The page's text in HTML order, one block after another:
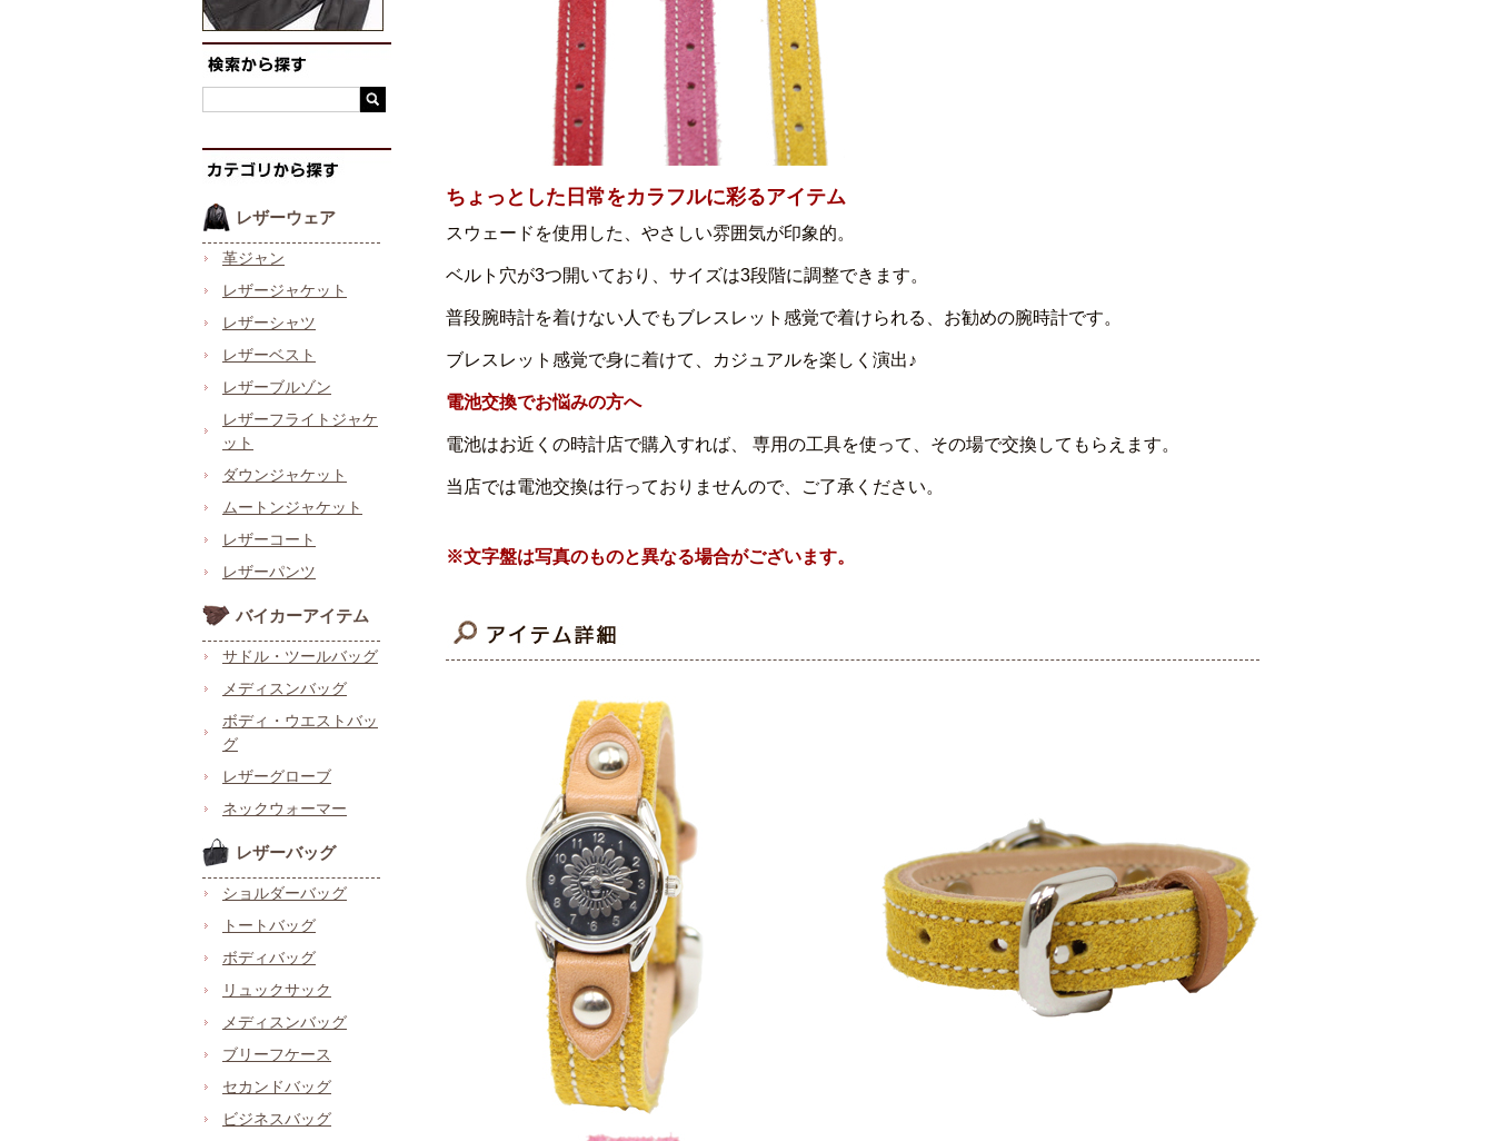
レザーウェア
革ジャン
レザージャケット
レザーシャツ
レザーベスト
レザーブルゾン
レザーフライトジャケ
ット
ダウンジャケット
ムートンジャケット
レザーコート
レザーパンツ
バイカーアイテム
サドル・ツールバッグ
メディスンバッグ
ボディ・ウエストバッ
グ
レザーグローブ
ネックウォーマー
レザーバッグ
ショルダーバッグ
トートバッグ
ボディバッグ
リュックサック
メディスンバッグ
ブリーフケース
セカンドバッグ
ビジネスバッグ
ちょっとした日常をカラフルに彩るアイテム
スウェードを使用した、やさしい雰囲気が印象的。
ベルト穴が3つ開いており、サイズは3段階に調整できます。
普段腕時計を着けない人でもブレスレット感覚で着けられる、お勧めの腕時計です。
ブレスレット感覚で身に着けて、カジュアルを楽しく演出♪
電池交換でお悩みの方へ
電池はお近くの時計店で購入すれば、 専用の工具を使って、その場で交換してもらえます。
当店では電池交換は行っておりませんので、ご了承ください。
※文字盤は写真のものと異なる場合がございます。